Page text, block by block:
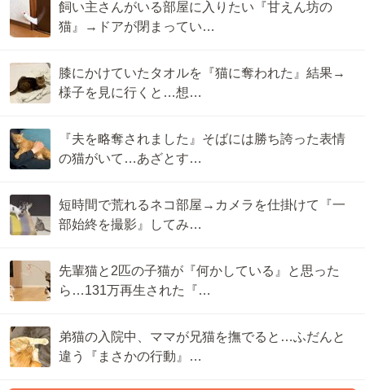
飼い主さんがいる部屋に入りたい『甘えん坊の
猫』→ドアが閉まってい…
膝にかけていたタオルを『猫に奪われた』結果→
様子を見に行くと…想…
『夫を略奪されました』そばには勝ち誇った表情
の猫がいて…あざとす…
短時間で荒れるネコ部屋→カメラを仕掛けて『一
部始終を撮影』してみ…
先輩猫と2匹の子猫が『何かしている』と思った
ら…131万再生された『…
弟猫の入院中、ママが兄猫を撫でると…ふだんと
違う『まさかの行動』…